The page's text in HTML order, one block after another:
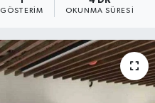
GÖSTERIM OKUNMA SÜRESI